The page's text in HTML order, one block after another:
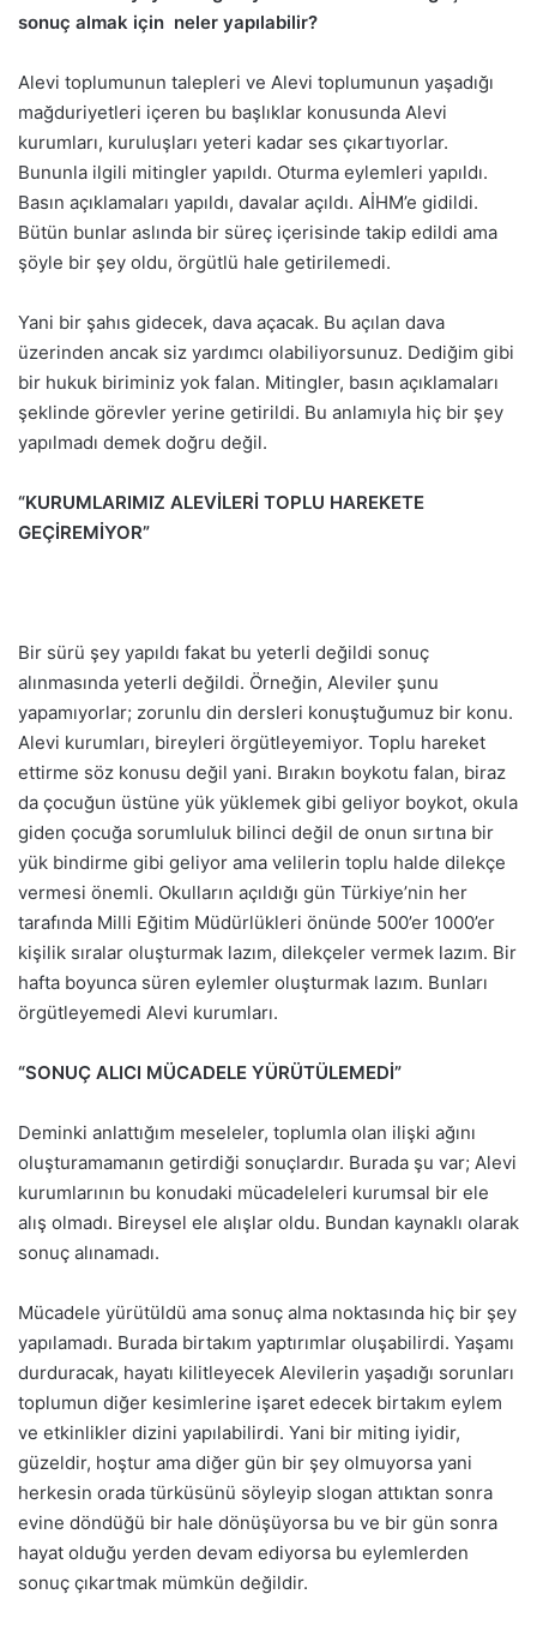
sonuç almak için neler yapılabilir?
Alevi toplumunun talepleri ve Alevi toplumunun yaşadığı
mağduriyetleri içeren bu başlıklar konusunda Alevi
kurumları, kuruluşları yeteri kadar ses çıkartıyorlar.
Bununla ilgili mitingler yapıldı. Oturma eylemleri yapıldı.
Basın açıklamaları yapıldı, davalar açıldı. AİHM’e gidildi.
Bütün bunlar aslında bir süreç içerisinde takip edildi ama
şöyle bir şey oldu, örgütlü hale getirilemedi.
Yani bir şahıs gidecek, dava açacak. Bu açılan dava
üzerinden ancak siz yardımcı olabiliyorsunuz. Dediğim gibi
bir hukuk biriminiz yok falan. Mitingler, basın açıklamaları
şeklinde görevler yerine getirildi. Bu anlamıyla hiç bir şey
yapılmadı demek doğru değil.
“KURUMLARIMIZ ALEVİLERİ TOPLU HAREKETE
GEÇİREMİYOR”
Bir sürü şey yapıldı fakat bu yeterli değildi sonuç
alınmasında yeterli değildi. Örneğin, Aleviler şunu
yapamıyorlar; zorunlu din dersleri konuştuğumuz bir konu.
Alevi kurumları, bireyleri örgütleyemiyor. Toplu hareket
ettirme söz konusu değil yani. Bırakın boykotu falan, biraz
da çocuğun üstüne yük yüklemek gibi geliyor boykot, okula
giden çocuğa sorumluluk bilinci değil de onun sırtına bir
yük bindirme gibi geliyor ama velilerin toplu halde dilekçe
vermesi önemli. Okulların açıldığı gün Türkiye’nin her
tarafında Milli Eğitim Müdürlükleri önünde 500’er 1000’er
kişilik sıralar oluşturmak lazım, dilekçeler vermek lazım. Bir
hafta boyunca süren eylemler oluşturmak lazım. Bunları
örgütleyemedi Alevi kurumları.
“SONUÇ ALICI MÜCADELE YÜRÜTÜLEMEDİ”
Deminki anlattığım meseleler, toplumla olan ilişki ağını
oluşturamamanın getirdiği sonuçlardır. Burada şu var; Alevi
kurumlarının bu konudaki mücadeleleri kurumsal bir ele
alış olmadı. Bireysel ele alışlar oldu. Bundan kaynaklı olarak
sonuç alınamadı.
Mücadele yürütüldü ama sonuç alma noktasında hiç bir şey
yapılamadı. Burada birtakım yaptırımlar oluşabilirdi. Yaşamı
durduracak, hayatı kilitleyecek Alevilerin yaşadığı sorunları
toplumun diğer kesimlerine işaret edecek birtakım eylem
ve etkinlikler dizini yapılabilirdi. Yani bir miting iyidir,
güzeldir, hoştur ama diğer gün bir şey olmuyorsa yani
herkesin orada türküsünü söyleyip slogan attıktan sonra
evine döndüğü bir hale dönüşüyorsa bu ve bir gün sonra
hayat olduğu yerden devam ediyorsa bu eylemlerden
sonuç çıkartmak mümkün değildir.